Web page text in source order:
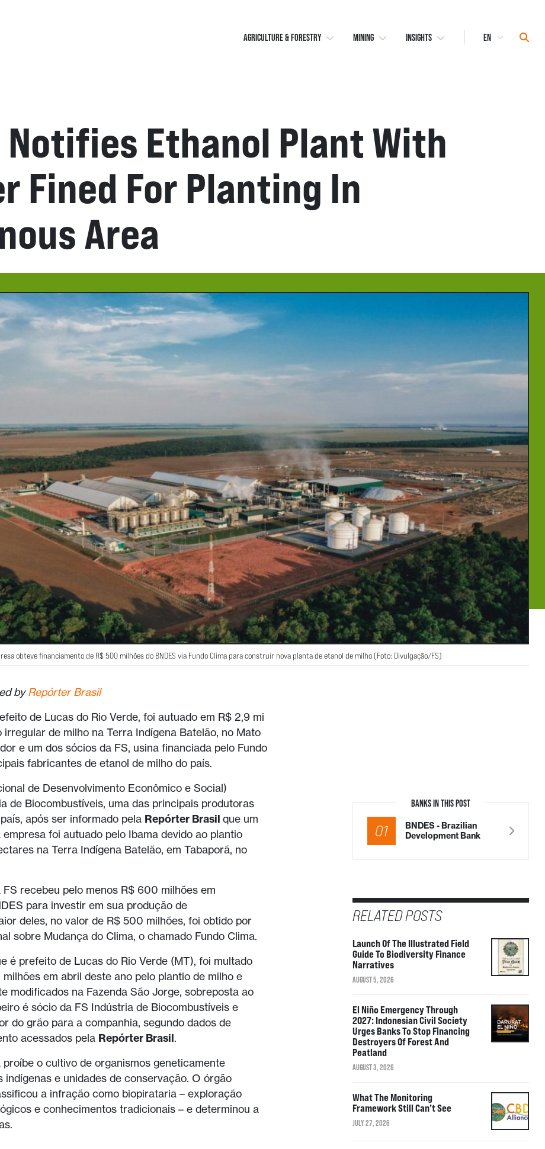
AGRICULTURE & FORESTRY MINING INSIGHTS
Select
Notifies Ethanol Plant With
Fined For Planting In
Area
obteve financiamento de R$ 500 milhões do BNDES via Fundo Clima para construir nova planta de etanol de milho (Foto: Divulgação/FS)
byRepórter Brasil
de Lucas do Rio Verde, foi autuado em R$ 2,9 mi
irregular de milho na Terra Indígena Batelão, no Mato
e um dos sócios da FS, usina financiada pelo Fundo
fabricantes de etanol de milho do país.
de Desenvolvimento Econômico e Social)
de Biocombustíveis, uma das principais produtoras
após ser informado pela Repórter Brasilque um
foi autuado pelo Ibama devido ao plantio
na Terra Indígena Batelão, em Tabaporã, no
recebeu pelo menos R$ 600 milhões em
para investir em sua produção de
deles, no valor de R$ 500 milhões, foi obtido por
sobre Mudança do Clima, o chamado Fundo Clima.
é prefeito de Lucas do Rio Verde (MT), foi multado
em abril deste ano pelo plantio de milho e
modificados na Fazenda São Jorge, sobreposta ao
é sócio da FS Indústria de Biocombustíveis e
do grão para a companhia, segundo dados de
acessados pela Repórter Brasil.
o cultivo de organismos geneticamente
indígenas e unidades de conservação. O órgão
a infração como biopirataria – exploração
e conhecimentos tradicionais – e determinou a
BANKS IN THIS POST
01
BNDES - Brazilian
Development Bank
RELATED POSTS
Launch Of The Illustrated Field
Guide To Biodiversity Finance
Narratives
AUGUST 5, 2026
El Niño Emergency Through
2027: Indonesian Civil Society
Urges Banks To Stop Financing
Destroyers Of Forest And
Peatland
AUGUST 3, 2026
What The Monitoring
Framework Still Can’t See
JULY 27, 2026